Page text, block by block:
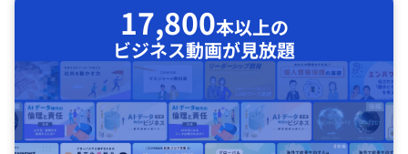
17,800本以上の
ビジネス動画が見放題